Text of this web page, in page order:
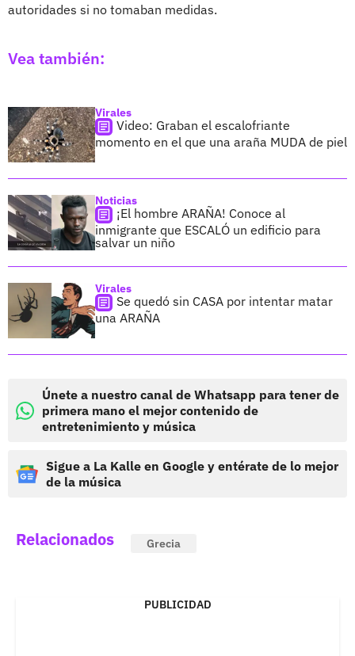
autoridades si no tomaban medidas.
Vea también:
Virales
Video: Graban el escalofriante
momento en el que una araña MUDA de piel
Noticias
¡El hombre ARAÑA! Conoce al
inmigrante que ESCALÓ un edificio para
salvar un niño
Virales
Se quedó sin CASA por intentar matar
una ARAÑA
Únete a nuestro canal de Whatsapp para tener de
primera mano el mejor contenido de
entretenimiento y música
Sigue a La Kalle en Google y entérate de lo mejor
de la música
Relacionados Grecia
PUBLICIDAD